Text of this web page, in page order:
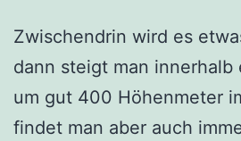
Zwischendrin wird es
dann steigt man innerhalb
um gut 400 Höhenmeter
findet man aber auch